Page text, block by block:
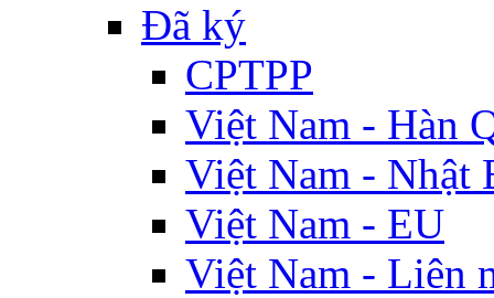
Đã ký
CPTPP
Việt Nam - Hàn
Việt Nam - Nhật
Việt Nam - EU
Việt Nam - Liên